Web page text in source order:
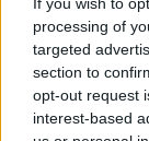
processing of
targeted
section to
opt-out request
interest-based
türelmem/
dolgot, de